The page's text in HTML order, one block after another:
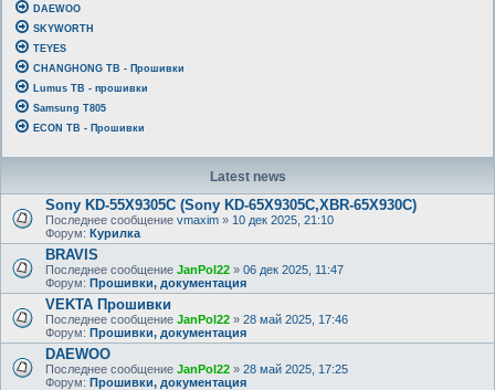
DAEWOO
SKYWORTH
TEYES
CHANGHONG ТВ - Прошивки
Lumus ТВ - прошивки
Samsung T805
ECON ТВ - Прошивки
Latest news
Sony KD-55X9305C (Sony KD-65X9305C,XBR-65X930C)
Последнее сообщение vmaxim » 10 дек 2025, 21:10
Форум: Курилка
BRAVIS
Последнее сообщение JanPol22 » 06 дек 2025, 11:47
Форум: Прошивки, документация
VEKTA Прошивки
Последнее сообщение JanPol22 » 28 май 2025, 17:46
Форум: Прошивки, документация
DAEWOO
Последнее сообщение JanPol22 » 28 май 2025, 17:25
Форум: Прошивки, документация